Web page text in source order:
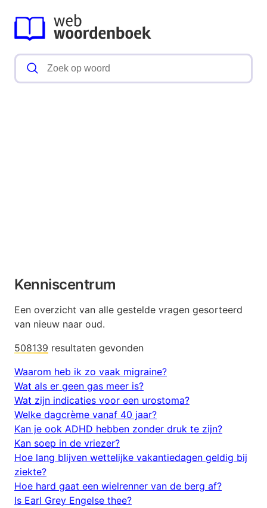
Kenniscentrum
Een overzicht van alle gestelde vragen gesorteerd
van nieuw naar oud.
508139 resultaten gevonden
Waarom heb ik zo vaak migraine?
Wat als er geen gas meer is?
Wat zijn indicaties voor een urostoma?
Welke dagcrème vanaf 40 jaar?
Kan je ook ADHD hebben zonder druk te zijn?
Kan soep in de vriezer?
Hoe lang blijven wettelijke vakantiedagen geldig bij
ziekte?
Hoe hard gaat een wielrenner van de berg af?
Is Earl Grey Engelse thee?